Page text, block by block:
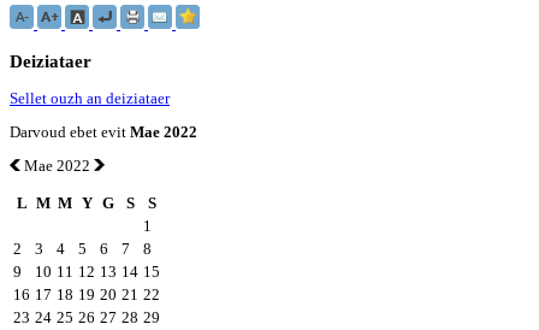
Deiziataer
Sellet ouzh an deiziataer
Darvoud ebet evit Mae 2022
Mae 2022
L M M Y G S
S
1
2
3 4 5 6 7
8
9
10 11 12 13 14 15
16 17 18 19 20 21 22
23 24 25 26 27 28 29